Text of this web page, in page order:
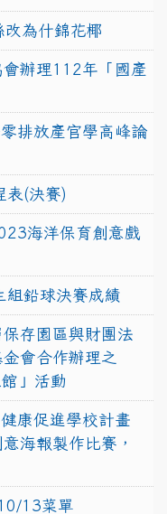
為什錦花椰
辦理112年「國產
排放產官學高峰論
表(決賽)
海洋保育創意戲
組鉛球決賽成績
存園區與財團法
會合作辦理之
」活動
康促進學校計畫
海報製作比賽，
13菜單